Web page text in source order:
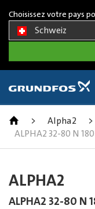
Choisissez votre pays
Schweiz
> Alpha2
>
ALPHA2 32-80 N
ALPHA2
ALPHA2 32-80 N